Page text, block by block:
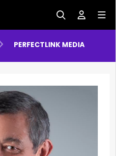
PERFECTLINK MEDIA